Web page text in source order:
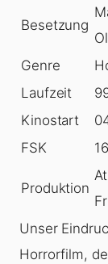
Besetzung
Genre
Laufzeit
Kinostart
FSK
16
Produktion
Unser
Horrorfilm,